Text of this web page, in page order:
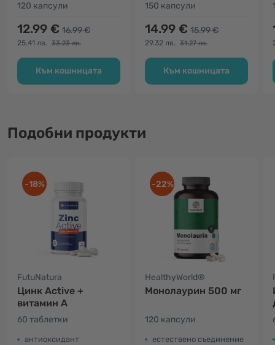
120 капсули
12.99 € 16.99 €
25.41 лв. 33.23 лв.
Към кошницата
150 капсули
14.99 € 15.99 €
29.32 лв. 31.27 лв.
Към кошницата
Подобни продукти
-18%
FutuNatura
Цинк Active +
витамин A
60 таблетки
антиоксидант
-22%
HealthyWorld®
Монолаурин 500 мг
120 капсули
естествено съединение